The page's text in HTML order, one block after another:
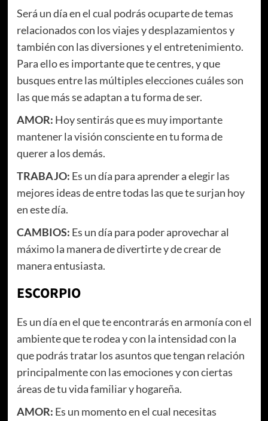
Será un día en el cual podrás ocuparte de temas
relacionados con los viajes y desplazamientos y
también con las diversiones y el entretenimiento.
Para ello es importante que te centres, y que
busques entre las múltiples elecciones cuáles son
las que más se adaptan a tu forma de ser.
AMOR: Hoy sentirás que es muy importante
mantener la visión consciente en tu forma de
querer a los demás.
TRABAJO: Es un día para aprender a elegir las
mejores ideas de entre todas las que te surjan hoy
en este día.
CAMBIOS: Es un día para poder aprovechar al
máximo la manera de divertirte y de crear de
manera entusiasta.
ESCORPIO
Es un día en el que te encontrarás en armonía con el
ambiente que te rodea y con la intensidad con la
que podrás tratar los asuntos que tengan relación
principalmente con las emociones y con ciertas
áreas de tu vida familiar y hogareña.
AMOR: Es un momento en el cual necesitas